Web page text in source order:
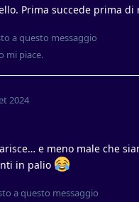
Prima succede prima di
a questo messaggio
mi piace.
2024
e meno male che
in palio
a questo messaggio